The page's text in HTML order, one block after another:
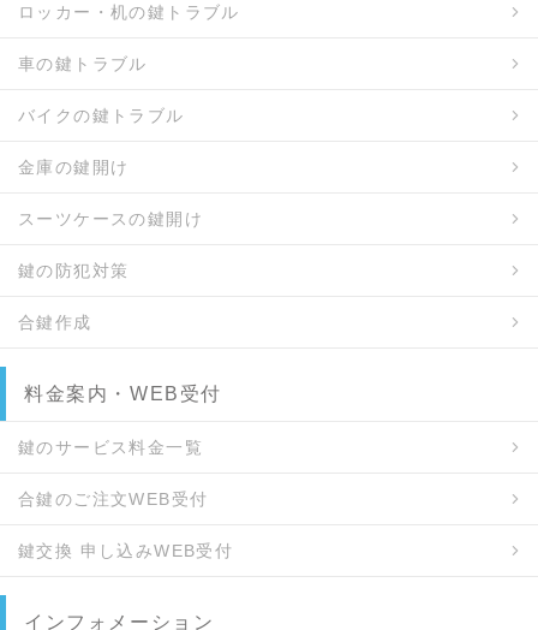
ロッカー・机の鍵トラブル
車の鍵トラブル
バイクの鍵トラブル
金庫の鍵開け
スーツケースの鍵開け
鍵の防犯対策
合鍵作成
料金案内・WEB受付
鍵のサービス料金一覧
合鍵のご注文WEB受付
鍵交換 申し込みWEB受付
インフォメーション